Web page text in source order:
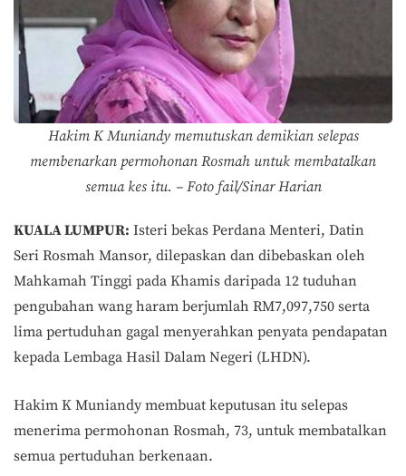
Hakim K Muniandy memutuskan demikian selepas
membenarkan permohonan Rosmah untuk membatalkan
semua kes itu. – Foto fail/Sinar Harian
KUALA LUMPUR: Isteri bekas Perdana Menteri, Datin
Seri Rosmah Mansor, dilepaskan dan dibebaskan oleh
Mahkamah Tinggi pada Khamis daripada 12 tuduhan
pengubahan wang haram berjumlah RM7,097,750 serta
lima pertuduhan gagal menyerahkan penyata pendapatan
kepada Lembaga Hasil Dalam Negeri (LHDN).
Hakim K Muniandy membuat keputusan itu selepas
menerima permohonan Rosmah, 73, untuk membatalkan
semua pertuduhan berkenaan.